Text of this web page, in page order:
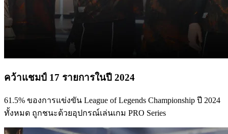
คว้าแชมป์ 17 รายการในปี 2024
61.5% ของการแข่งขัน League of Legends Championship ปี 2024
ทั้งหมด ถูกชนะด้วยอุปกรณ์เล่นเกม PRO Series